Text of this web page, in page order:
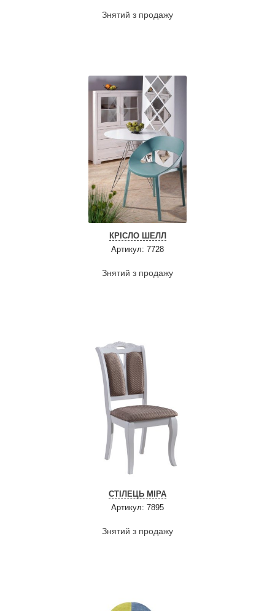
Знятий з продажу
КРІСЛО ШЕЛЛ
Артикул: 7728
Знятий з продажу
СТІЛЕЦЬ МІРА
Артикул: 7895
Знятий з продажу